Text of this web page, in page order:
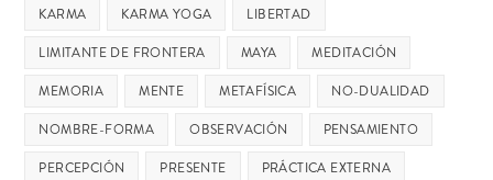
KARMA
KARMA YOGA
LIBERTAD
LIMITANTE DE FRONTERA
MAYA
MEDITACIÓN
MEMORIA
MENTE METAFÍSICA
NO-DUALIDAD
NOMBRE-FORMA
OBSERVACIÓN
PENSAMIENTO
PERCEPCIÓN
PRESENTE
PRÁCTICA EXTERNA